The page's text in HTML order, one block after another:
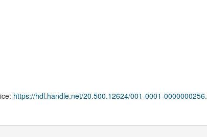
https://hdl.handle.net/20.500.12624/001-0001-0000000256.